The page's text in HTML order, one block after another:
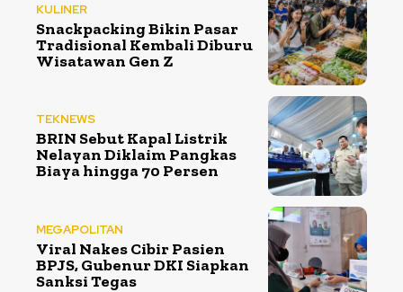
KULINER
Snackpacking Bikin Pasar
Tradisional Kembali Diburu
Wisatawan Gen Z
TEKNEWS
BRIN Sebut Kapal Listrik
Nelayan Diklaim Pangkas
Biaya hingga 70 Persen
MEGAPOLITAN
Viral Nakes Cibir Pasien
BPJS, Gubenur DKI Siapkan
Sanksi Tegas